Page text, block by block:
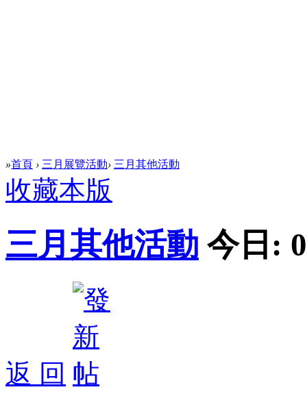
»首頁 › 三月展覽活動› 三月其他活動
收藏本版
三月其他活動 今日: 0
返 回